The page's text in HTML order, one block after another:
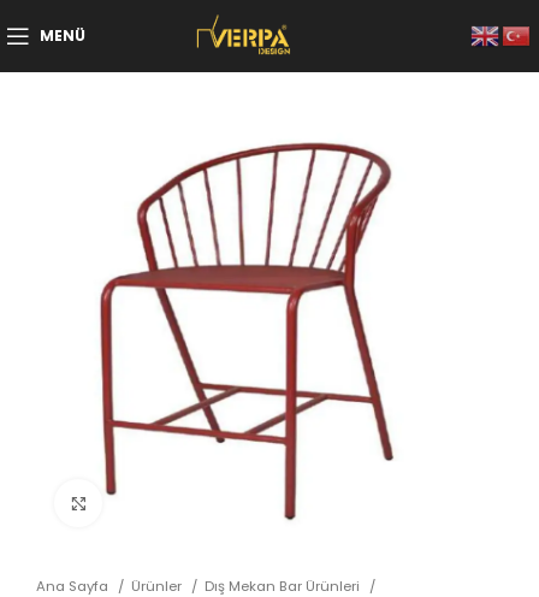
MENÜ
Ana Sayfa Ürünler
Dış Mekan Bar Ürünleri